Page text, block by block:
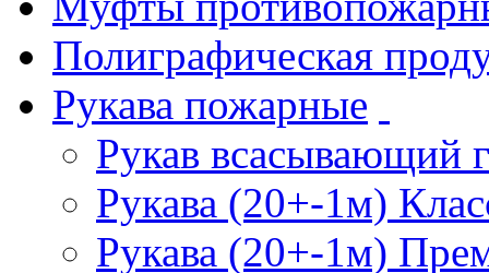
Полиграфическая
Рукава пожарные
Рукав всасывающий
Рукава (20+-1м)
Рукава (20+-1м)